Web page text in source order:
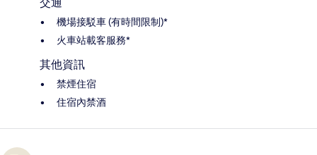
機場接駁車 (有時間限制)*
火車站載客服務*
其他資訊
禁煙住宿
住宿內禁酒